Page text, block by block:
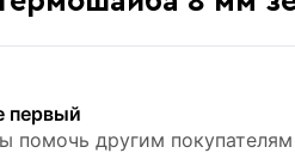
первый
помочь другим